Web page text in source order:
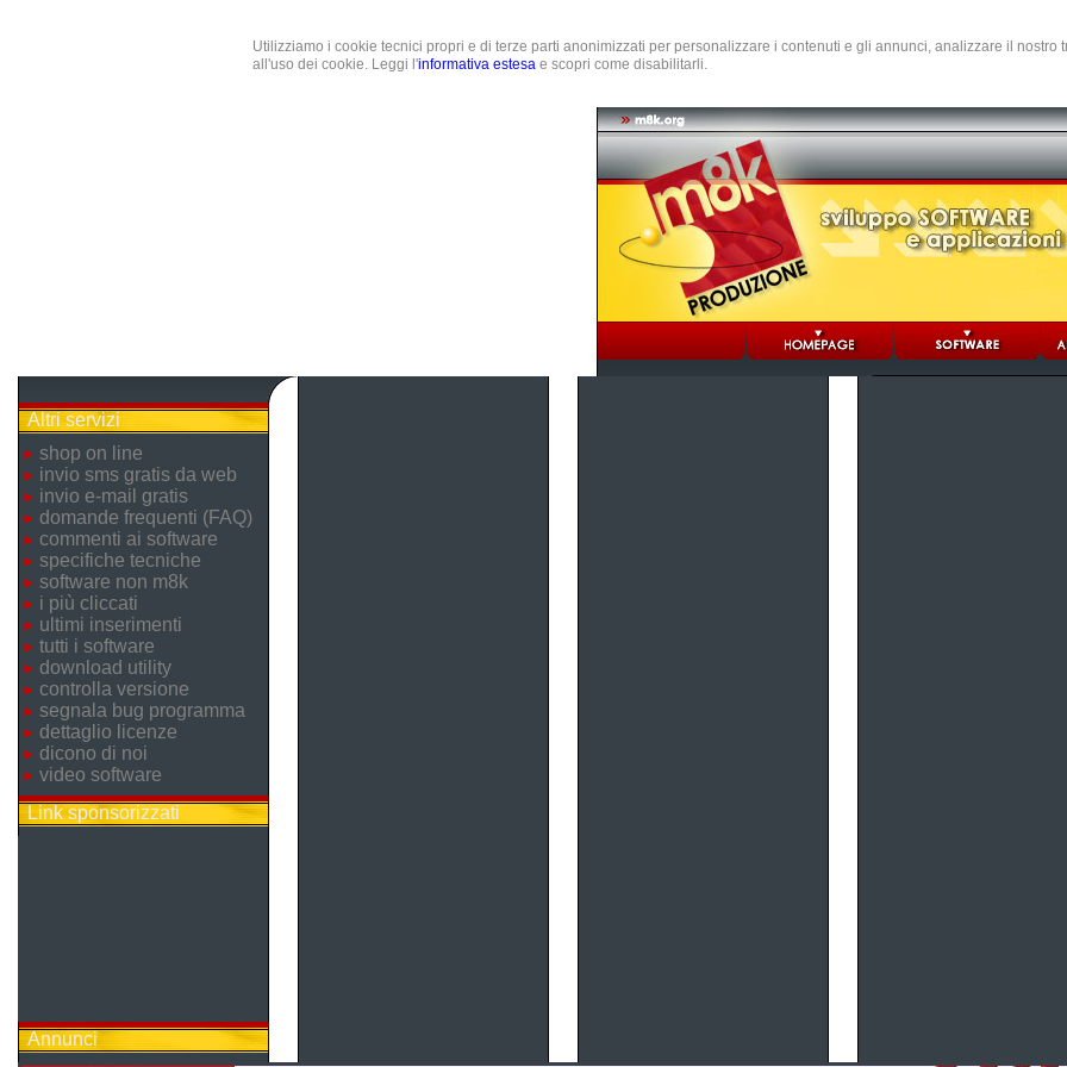
Utilizziamo i cookie tecnici propri e di terze parti anonimizzati per personalizzare i contenuti e gli annunci, analizzare il nostro
all'uso dei cookie. Leggi l'informativa estesa e scopri come disabilitarli.
Altri servizi
shop on line
invio sms gratis da web
invio e-mail gratis
domande frequenti (FAQ)
commenti ai software
specifiche tecniche
software non m8k
i più cliccati
ultimi inserimenti
tutti i software
download utility
controlla versione
segnala bug programma
dettaglio licenze
dicono di noi
video software
Link sponsorizzati
Annunci